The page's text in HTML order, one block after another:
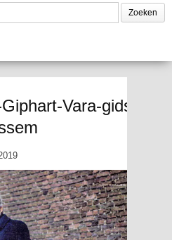
Vara-gids-3-